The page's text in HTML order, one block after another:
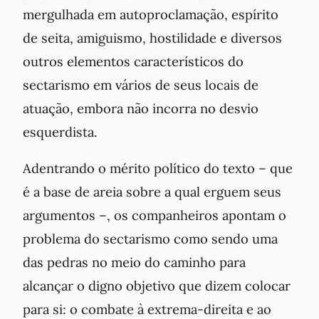
mergulhada em autoproclamação, espírito
de seita, amiguismo, hostilidade e diversos
outros elementos característicos do
sectarismo em vários de seus locais de
atuação, embora não incorra no desvio
esquerdista.
Adentrando o mérito político do texto – que
é a base de areia sobre a qual erguem seus
argumentos –, os companheiros apontam o
problema do sectarismo como sendo uma
das pedras no meio do caminho para
alcançar o digno objetivo que dizem colocar
para si: o combate à extrema-direita e ao